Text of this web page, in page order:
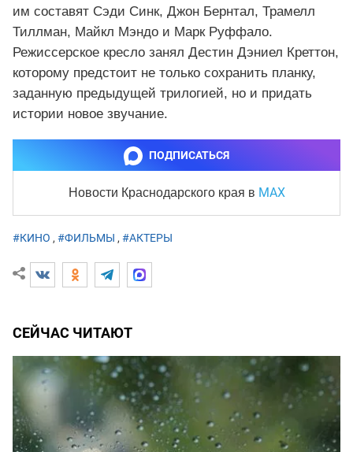
им составят Сэди Синк, Джон Бернтал, Трамелл
Тиллман, Майкл Мэндо и Марк Руффало.
Режиссерское кресло занял Дестин Дэниел Креттон,
которому предстоит не только сохранить планку,
заданную предыдущей трилогией, но и придать
истории новое звучание.
ПОДПИСАТЬСЯ
Новости Краснодарского края в MAX
#КИНО , #ФИЛЬМЫ , #АКТЕРЫ
СЕЙЧАС ЧИТАЮТ